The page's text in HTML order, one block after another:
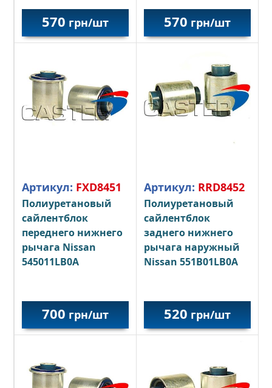
570 грн/шт 570 грн/шт
Артикул: FXD8451
Полиуретановый
сайлентблок
переднего нижнего
рычага Nissan
545011LB0A
700 грн/шт
Артикул: RRD8452
Полиуретановый
сайлентблок
заднего нижнего
рычага наружный
Nissan 551B01LB0A
520 грн/шт